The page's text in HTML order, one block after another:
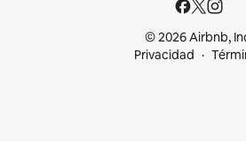
© 2026 Airbnb,
Privacidad